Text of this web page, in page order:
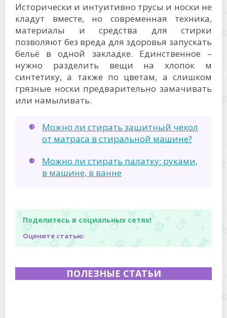
Исторически и интуитивно трусы и носки не
кладут вместе, но современная техника,
материалы и средства для стирки
позволяют без вреда для здоровья запускать
бельё в одной закладке. Единственное –
нужно разделить вещи на хлопок м
синтетику, а также по цветам, а слишком
грязные носки предварительно замачивать
или намыливать.
Можно ли стирать защитный чехол
от матраса в стиральной машине?
Можно ли стирать палатку: руками,
в машине, в ванне
Поделитесь в социальных сетях!
Оцените статью:
ПОЛЕЗНЫЕ СТАТЬИ